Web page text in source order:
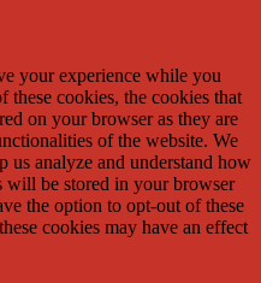
your experience while you
these cookies, the cookies that
on your browser as they are
of the website. We
us analyze and understand how
will be stored in your browser
the option to opt-out of these
cookies may have an effect